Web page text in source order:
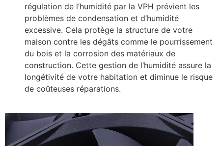
régulation de l’humidité par la VPH prévient les
problèmes de condensation et d’humidité
excessive. Cela protège la structure de votre
maison contre les dégâts comme le pourrissement
du bois et la corrosion des matériaux de
construction. Cette gestion de l’humidité assure la
longétivité de votre habitation et diminue le risque
de coûteuses réparations.